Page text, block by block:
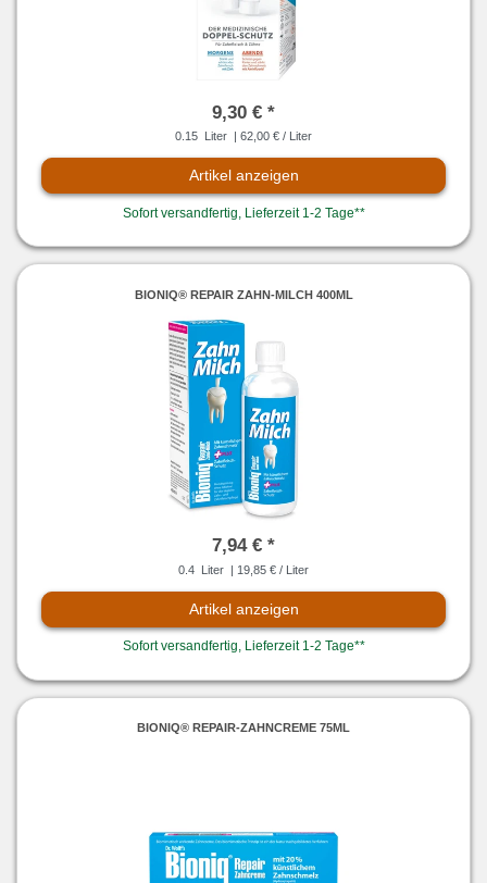
9,30 € *
0.15 Liter | 62,00 € / Liter
Artikel anzeigen
Sofort versandfertig, Lieferzeit 1-2 Tage**
BIONIQ® REPAIR ZAHN-MILCH 400ML
7,94 € *
0.4 Liter | 19,85 € / Liter
Artikel anzeigen
Sofort versandfertig, Lieferzeit 1-2 Tage**
BIONIQ® REPAIR-ZAHNCREME 75ML